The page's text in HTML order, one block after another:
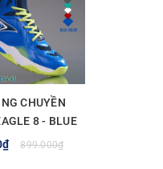
CHUYỀN
8 - BLUE
899.000₫